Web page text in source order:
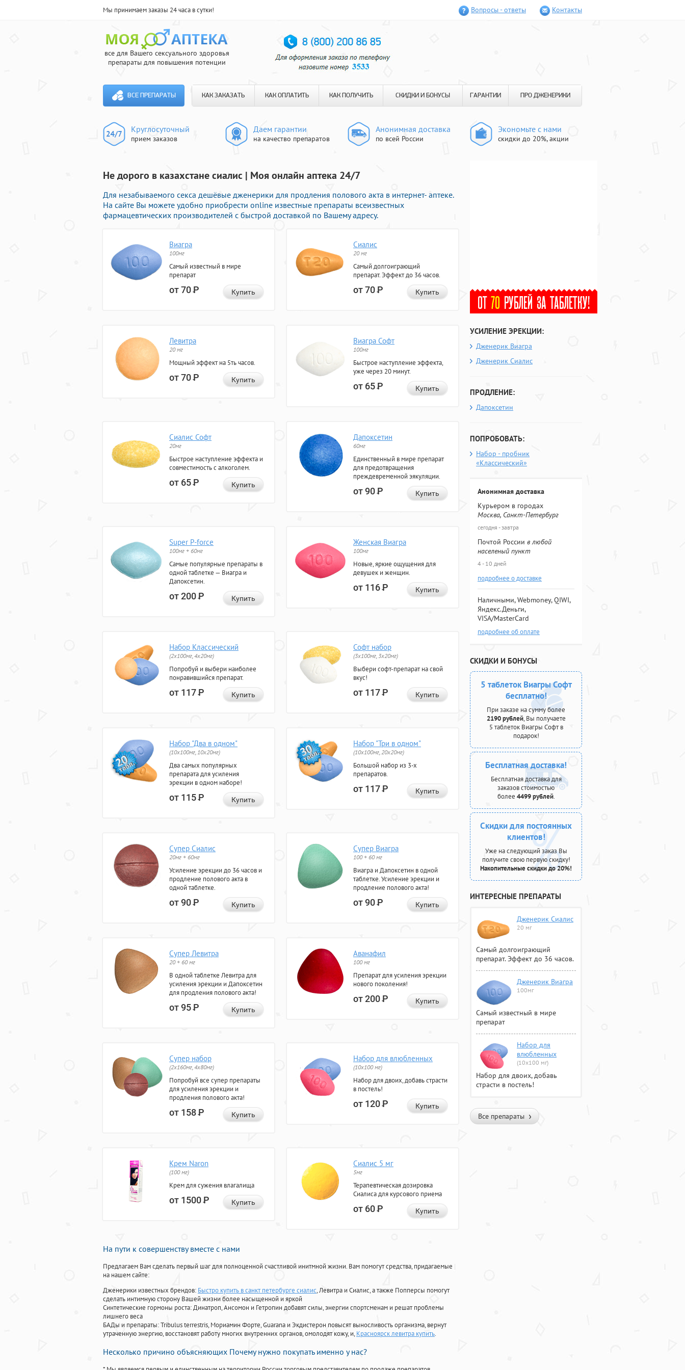
Мы принимаем заказы 24 часа в сутки! Вопросы - ответы Контакты
все для Вашего сексуального здоровья
препараты для повышения потенции
ВСЕ ПРЕПАРАТЫ КАК ЗАКАЗАТЬ КАК ОПЛАТИТЬ КАК ПОЛУЧИТЬ СКИДКИ И БОНУСЫ ГАРАНТИИ ПРО ДЖЕНЕРИКИ
Круглосуточный
прием заказов
Даем гарантии
на качество препаратов
Анонимная доставка
по всей России
Экономьте с нами
скидки до 20%, акции
Не дорого в казахстане сиалис | Моя онлайн аптека 24/7
Для незабываемого секса дешёвые дженерики для продления полового акта в интернет- аптеке.
На сайте Вы можете удобно приобрести online известные препараты всеизвестных
фармацевтических производителей с быстрой доставкой по Вашему адресу.
Виагра
100мг
Самый известный в мире
препарат
от 70Р Купить
Сиалис
20 мг
Самый долгоиграющий
препарат. Эффект до 36 часов.
от 70Р Купить
Левитра
20 мг
Мощный эффект на 5ть часов.
от 70Р Купить
Виагра Софт
100мг
Быстрое наступление эффекта,
уже через 20 минут.
от 65Р Купить
Сиалис Софт
20мг
Быстрое наступление эффекта и
совместимость с алкоголем.
от 65Р Купить
Дапоксетин
60мг
Единственный в мире препарат
для предотвращения
преждевременной эякуляции.
от 90Р Купить
Super P-force
100мг + 60мг
Самые популярные препараты в
одной таблетке — Виагра и
Дапоксетин.
от 200Р Купить
Женская Виагра
100мг
Новые, яркие ощущения для
девушек и женщин.
от 116Р Купить
Набор Классический
(2x100мг, 4x20мг)
Попробуй и выбери наиболее
понравившийся препарат.
от 117Р Купить
Софт набор
(3x100мг, 3x20мг)
Выбери софт-препарат на свой
вкус!
от 117Р Купить
Набор "Два в одном"
(10x100мг, 10x20мг)
Два самых популярных
препарата для усиления
эрекции в одном наборе!
от 115Р Купить
Набор "Три в одном"
(10x100мг, 20x20мг)
Большой набор из 3-х
препаратов.
от 117Р Купить
Супер Сиалис
20мг + 60мг
Усиление эрекции до 36 часов и
продление полового акта в
одной таблетке.
от 90Р Купить
Супер Виагра
100 + 60 мг
Виагра и Дапоксетин в одной
таблетке. Усиление эрекции и
продление полового акта!
от 90Р Купить
Супер Левитра
20 + 60 мг
В одной таблетке Левитра для
усиления эрекции и Дапоксетин
для продления полового акта!
от 95Р Купить
Аванафил
100 мг
Препарат для усиления эрекции
нового поколения!
от 200Р Купить
Супер набор
(2х160мг, 4х80мг)
Попробуй все супер препараты
для усиления эрекции и
продления полового акта!
от 158Р Купить
Набор для влюбленных
(10х100 мг)
Набор для двоих, добавь страсти
в постель!
от 120Р Купить
Крем Naron
(100 мг)
Крем для сужения влагалища
от 1500Р Купить
Сиалис 5 мг
5мг
Терапевтическая дозировка
Сиалиса для курсового приема
от 60Р Купить
На пути к совершенству вместе с нами
Предлагаем Вам сделать первый шаг для полноценной счастливой инитмной жизни. Вам помогут средства, придагаемые
на нашем сайте:
Дженерики известных брендов: Быстро купить в санкт петербурге сиалис, Левитра и Сиалис, а также Попперсы помогут
сделать интимную сторону Вашей жизни более насыщенной и яркой
Синтетические гормоны роста: Динатроп, Ансомон и Гетропин добавят силы, энергии спортсменам и решат проблемы
лишнего веса
БАДы и препараты:Tribulus terrestris, Мориамин Форте, Guarana и Экдистерон повысят выносливость организма, вернут
утраченную энергию, восстановят работу многих внутренних органов, омолодят кожу, и, Красноярск левитра купить.
Несколько причино объясняющих Почему нужно покупать именно у нас?
УСИЛЕНИЕ ЭРЕКЦИИ:
Дженерик Виагра
Дженерик Сиалис
ПРОДЛЕНИЕ:
Дапоксетин
ПОПРОБОВАТЬ:
Набор - пробник
«Классический»
Анонимная доставка
Курьером в городах
Москва, Санкт-Петербург
сегодня - завтра
Почтой России в любой
населеный пункт
4 - 10 дней
подробнее о доставке
Наличными, Webmoney, QIWI,
Яндекс.Деньги,
VISA/MasterCard
подробнее об оплате
СКИДКИ И БОНУСЫ
5 таблеток Виагры Софт
бесплатно!
При заказе на сумму более
2190 рублей, Вы получаете
5 таблеток Виагры Софт в
подарок!
Бесплатная доставка!
Бесплатная доставка для
заказов стоимостью
более 4499 рублей.
Скидки для постоянных
клиентов!
Уже на следующий заказ Вы
получите свою первую скидку!
Накопительные скидки до 20%!
ИНТЕРЕСНЫЕ ПРЕПАРАТЫ
Дженерик Сиалис
20 мг
Самый долгоиграющий
препарат. Эффект до 36 часов.
Дженерик Виагра
100мг
Самый известный в мире
препарат
Набор для
влюбленных
(10х100 мг)
Набор для двоих, добавь
страсти в постель!
Все препараты